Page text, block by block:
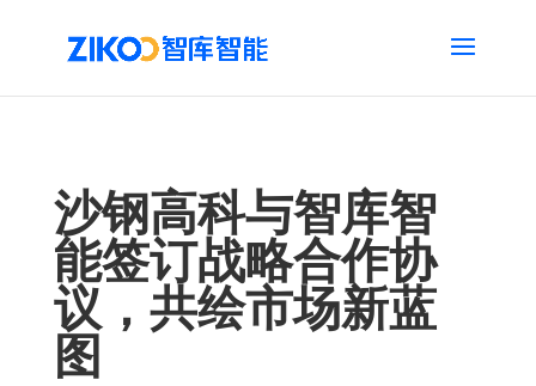
沙钢高科与智库智
能签订战略合作协
议，共绘市场新蓝
图